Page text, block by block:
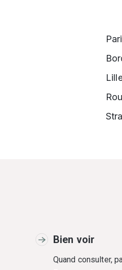
Bien voir
Quand consulter,